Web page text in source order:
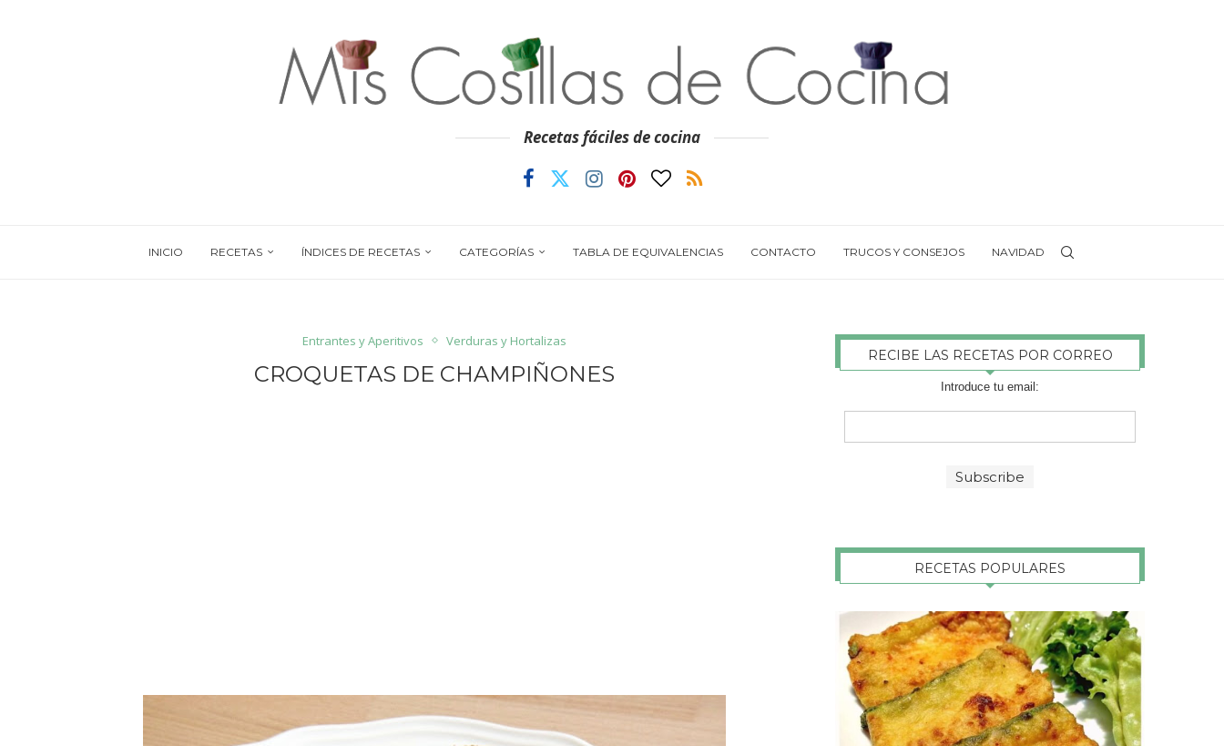
Recetas fáciles de cocina
INICIO RECETAS ÍNDICES DE RECETAS CATEGORÍAS TABLA DE EQUIVALENCIAS CONTACTO TRUCOS Y CONSEJOS NAVIDAD
Entrantes y Aperitivos Verduras y Hortalizas
CROQUETAS DE CHAMPIÑONES
RECIBE LAS RECETAS POR CORREO
Introduce tu email:
RECETAS POPULARES